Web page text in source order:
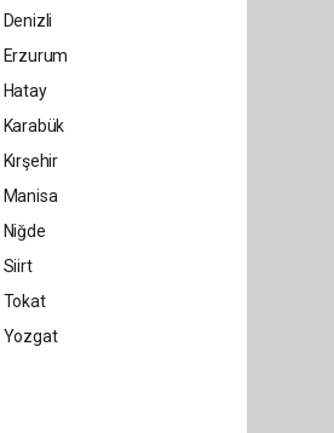
Denizli
Erzurum
Hatay
Karabük
Kırşehir
Manisa
Niğde
Siirt
Tokat
Yozgat